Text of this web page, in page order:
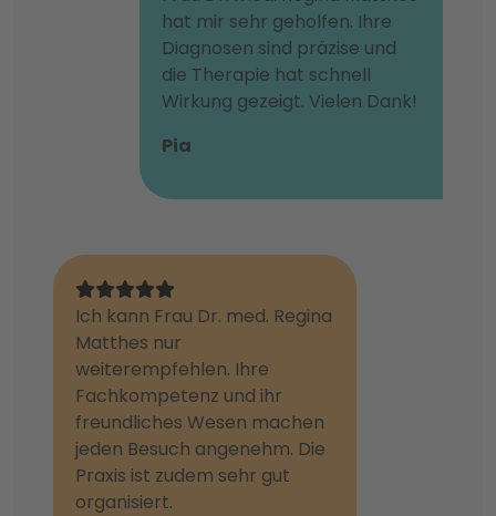
hat mir sehr geholfen. Ihre
Diagnosen sind präzise und
die Therapie hat schnell
Wirkung gezeigt. Vielen Dank!
Pia
Ich kann Frau Dr. med. Regina
Matthes nur
weiterempfehlen. Ihre
Fachkompetenz und ihr
freundliches Wesen machen
jeden Besuch angenehm. Die
Praxis ist zudem sehr gut
organisiert.